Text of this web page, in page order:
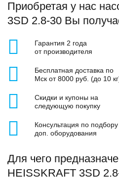
Приобретая у нас
3SD 2.8-30 Вы
Гарантия 2 года
от производителя
Бесплатная доставка по
Мск от 8000 руб. (до 10
Скидки и купоны на
следующую покупку
Консультация по подбору
доп. оборудования
Для чего
HEISSKRAFT 3SD